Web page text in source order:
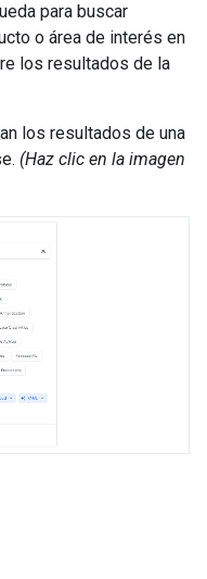
para buscar
o área de interés en
los resultados de la
los resultados de una
(Haz clic en la imagen